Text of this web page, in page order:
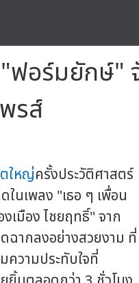
ฟอร์มยักษ์"
รส์
ใหญ่ครั้งประวัติศาสตร์
นเพลง "เธอ ๆ เพื่อน
เมือง ไชยฤทธิ์" จาก
ฉากลงอย่างสวยงาม ที่
วามประทับใจที่